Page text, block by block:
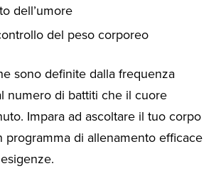
dell’umore
del peso corporeo
sono definite dalla frequenza
numero di battiti che il cuore
Impara ad ascoltare il tuo corpo
programma di allenamento efficace